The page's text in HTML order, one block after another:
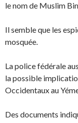
le nom de Muslim
Il semble que les
mosquée.
La police fédérale
la possible
Occidentaux au
Des documents